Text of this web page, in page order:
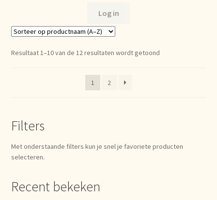
Log in
Resultaat 1–10 van de 12 resultaten wordt getoond
1 2
Filters
Met onderstaande filters kun je snel je favoriete producten
selecteren.
Recent bekeken